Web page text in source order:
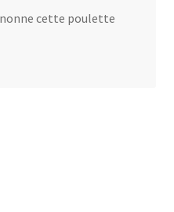
cette poulette